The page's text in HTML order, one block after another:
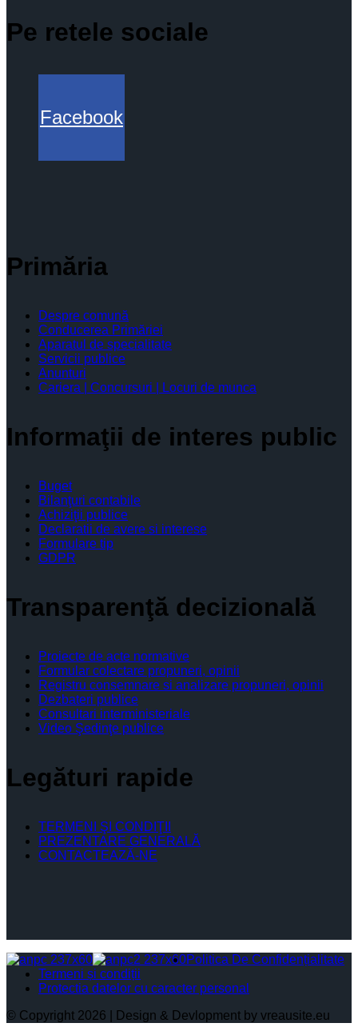
Pe retele sociale
Facebook
Primăria
Despre comună
Conducerea Primăriei
Aparatul de specialitate
Servicii publice
Anunturi
Cariera | Concursuri | Locuri de munca
Informaţii de interes public
Buget
Bilanţuri contabile
Achiziţii publice
Declaratii de avere si interese
Formulare tip
GDPR
Transparenţă decizională
Proiecte de acte normative
Formular colectare propuneri, opinii
Registru consemnare si analizare propuneri, opinii
Dezbateri publice
Consultari interministeriale
Video Şedinţe publice
Legături rapide
TERMENI ŞI CONDIŢII
PREZENTARE GENERALĂ
CONTACTEAZĂ-NE
Politica De Confidențialitate
Termeni și condiții
Protectia datelor cu caracter personal
© Copyright 2026 | Design & Devlopment by vreausite.eu